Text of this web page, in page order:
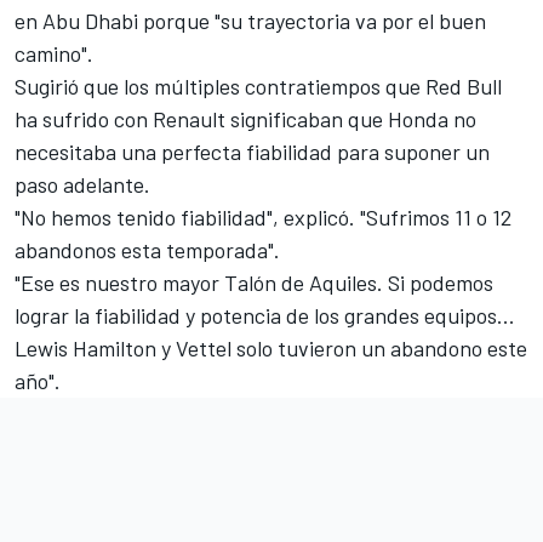
en Abu Dhabi porque "su trayectoria va por el buen
camino".
Sugirió que los múltiples contratiempos que Red Bull
ha sufrido con Renault significaban que Honda no
necesitaba una perfecta fiabilidad para suponer un
paso adelante.
"No hemos tenido fiabilidad", explicó. "Sufrimos 11 o 12
abandonos esta temporada".
"Ese es nuestro mayor Talón de Aquiles. Si podemos
lograr la fiabilidad y potencia de los grandes equipos...
Lewis Hamilton y Vettel solo tuvieron un abandono este
año".